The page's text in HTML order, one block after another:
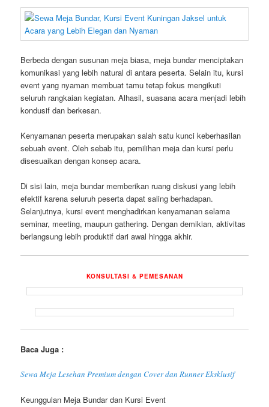
Berbeda dengan susunan meja biasa, meja bundar menciptakan
komunikasi yang lebih natural di antara peserta. Selain itu, kursi
event yang nyaman membuat tamu tetap fokus mengikuti
seluruh rangkaian kegiatan. Alhasil, suasana acara menjadi lebih
kondusif dan berkesan.
Kenyamanan peserta merupakan salah satu kunci keberhasilan
sebuah event. Oleh sebab itu, pemilihan meja dan kursi perlu
disesuaikan dengan konsep acara.
Di sisi lain, meja bundar memberikan ruang diskusi yang lebih
efektif karena seluruh peserta dapat saling berhadapan.
Selanjutnya, kursi event menghadirkan kenyamanan selama
seminar, meeting, maupun gathering. Dengan demikian, aktivitas
berlangsung lebih produktif dari awal hingga akhir.
KONSULTASI & PEMESANAN
Baca Juga :
Sewa Meja Lesehan Premium dengan Cover dan Runner Eksklusif
Keunggulan Meja Bundar dan Kursi Event